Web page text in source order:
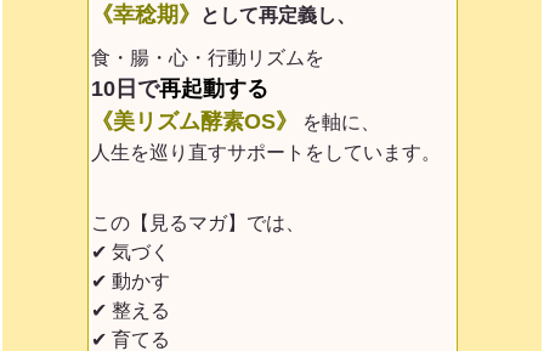
《幸稔期》
として再定義し、
食・腸・心・行動リズムを
10日で再起動する
《美リズム酵素OS》
を軸に、
人生を巡り直すサポートをしています。
この【見るマガ】では、
✔ 気づく
✔ 動かす
✔ 整える
✔ 育てる